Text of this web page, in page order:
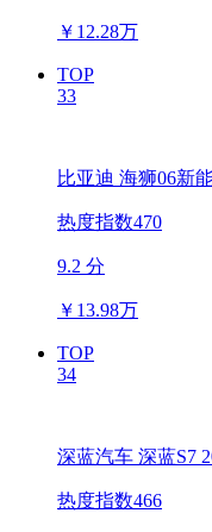
￥ 12.28万
TOP
33
比亚迪 海狮06新
热度指数470
9.2 分
￥ 13.98万
TOP
34
深蓝汽车 深蓝S7
热度指数466